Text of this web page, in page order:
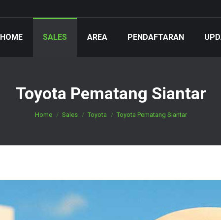
HOME SALES AREA PENDAFTARAN
Toyota Pematang Siantar
You are here:
Home Sales Toyota Toyota Pematang Siantar